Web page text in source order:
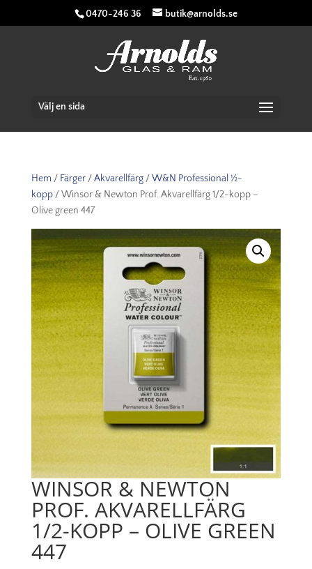
0470-246 36 butik@arnolds.se
Välj en sida
Hem / Färger/Akvarellfärg/W&N Professional ½-
kopp/ Winsor & Newton Prof. Akvarellfärg 1/2-kopp –
Olive green 447
WINSOR & NEWTON
PROF. AKVARELLFÄRG
1/2-KOPP – OLIVE GREEN
447